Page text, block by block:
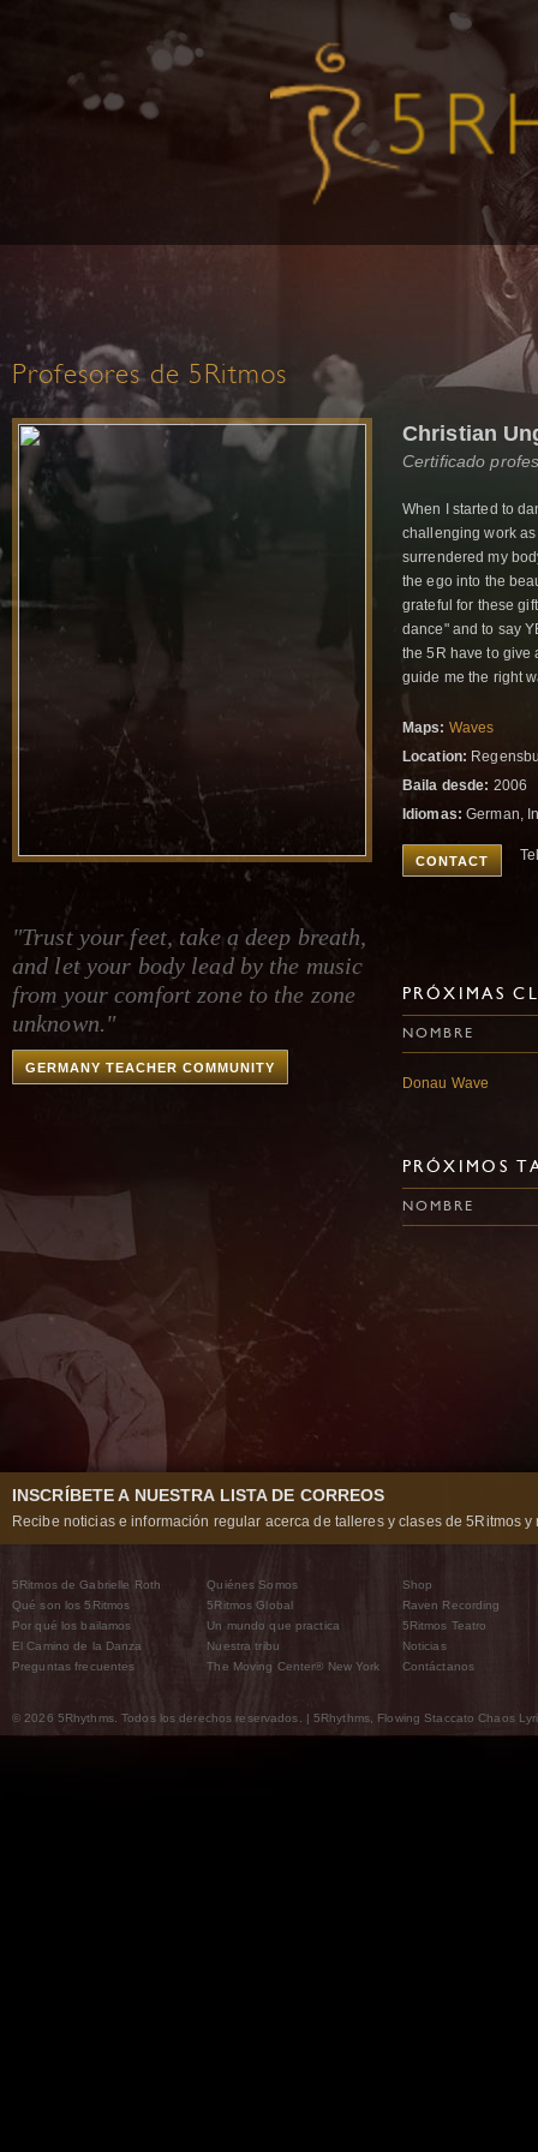
Profesores de 5Ritmos
"Trust your feet, take a deep breath,
and let your body lead by the music
from your comfort zone to the zone
unknown."
GERMANY TEACHER COMMUNITY
Christian
Certificado
When I started to
challenging work
surrendered my
the ego into the
grateful for these
dance" and to say
the 5R have to give
guide me the right
Maps: Waves
Location:
Baila desde: 2006
Idiomas: German,
CONTACT
PRÓXIMAS
NOMBRE
Donau Wave
PRÓXIMOS
NOMBRE
INSCRÍBETE A NUESTRA LISTA DE CORREOS
Recibe noticias e información regular acerca de talleres y clases de 5Ritmos y
5Ritmos de Gabrielle Roth
Qué son los 5Ritmos
Por qué los bailamos
El Camino de la Danza
Preguntas frecuentes
Quiénes Somos
5Ritmos Global
Un mundo que practica
Nuestra tribu
The Moving Center® New York
Shop
Raven Recording
5Ritmos Teatro
Noticias
Contáctanos
© 2026 5Rhythms. Todos los derechos reservados. | 5Rhythms, Flowing Staccato Chaos